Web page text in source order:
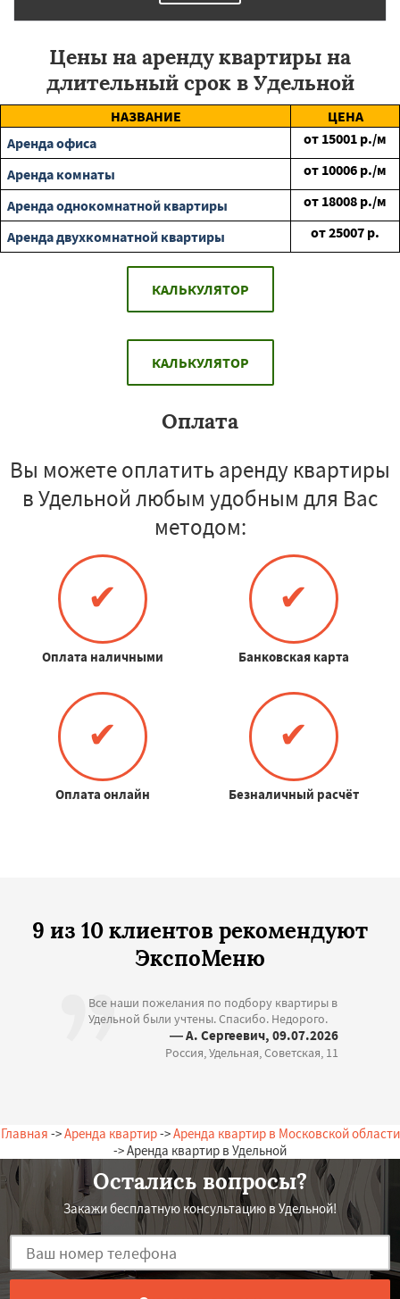
Цены на аренду квартиры на
длительный срок в Удельной
НАЗВАНИЕ
ЦЕНА
Аренда офиса
от 15001 р./м
Аренда комнаты
от 10006 р./м
Аренда однокомнатной квартиры
от 18008 р./м
Аренда двухкомнатной квартиры
от25007 р.
КАЛЬКУЛЯТОР
КАЛЬКУЛЯТОР
Оплата
Вы можете оплатить аренду квартиры
в Удельной любым удобным для Вас
методом:
✔
Оплата наличными
✔
Банковская карта
✔
Оплата онлайн
✔
Безналичный расчёт
9 из 10 клиентов рекомендуют
ЭкспоМеню
Все наши пожелания по подбору квартиры в
Удельной были учтены. Спасибо. Недорого.
— А. Сергеевич, 09.07.2026
Россия, Удельная, Советская, 11
Главная ->Аренда квартир->Аренда квартир в Московской области
-> Аренда квартир в Удельной
Остались вопросы?
Закажи бесплатную консультацию в Удельной!